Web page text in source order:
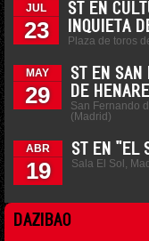
JUL
23
ST EN
INQUIETA
Plaza de toros
MAY
29
ST EN SAN
DE
San Fernando
(Madrid)
ABR
19
ST EN "EL
Sala El Sol,
DAZIBAO